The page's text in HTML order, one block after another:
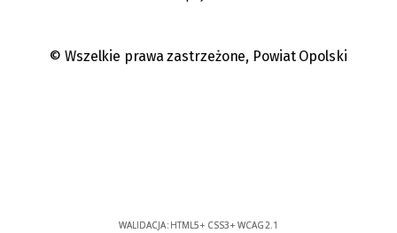
© Wszelkie prawa zastrzeżone, Powiat Opolski
WALIDACJA: HTML5+ CSS3+ WCAG 2.1